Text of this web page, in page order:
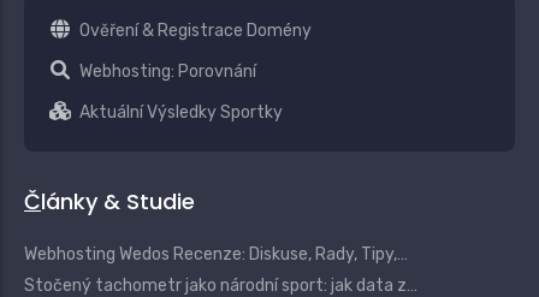
Ověření & Registrace Domény
Webhosting: Porovnání
Aktuální Výsledky Sportky
Články & Studie
Webhosting Wedos Recenze: Diskuse, Rady, Tipy,…
Stočený tachometr jako národní sport: jak data z…